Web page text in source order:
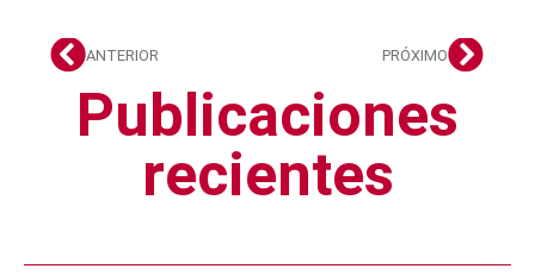
ANTERIOR PRÓXIMO
Publicaciones
recientes